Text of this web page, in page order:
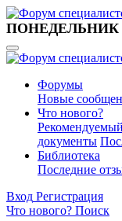
ПОНЕДЕЛЬНИК -
Форумы
Новые
Что нового?
документы
Библиотека
Последние
Вход Регистрация
Что нового? Поиск